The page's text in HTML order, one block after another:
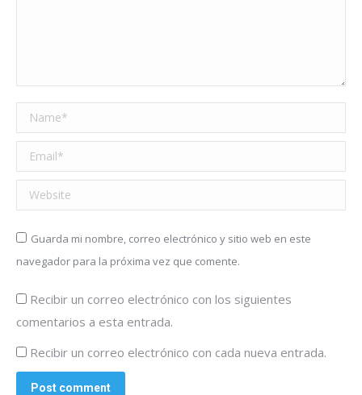
Name *
Email *
Website
Guarda mi nombre, correo electrónico y sitio web en este
navegador para la próxima vez que comente.
Recibir un correo electrónico con los siguientes
comentarios a esta entrada.
Recibir un correo electrónico con cada nueva entrada.
Post comment